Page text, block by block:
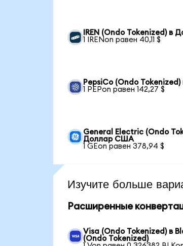
IREN (Ondo Tokenized) в
1 IRENon равен 40,11 $
PepsiCo (Ondo
1 PEPon равен 142,27 $
General Electric (Ondo
Доллар США
1 GEon равен 378,94 $
Изучите больше
Расширенные
Visa (Ondo Tokenized) в
(Ondo Tokenized)